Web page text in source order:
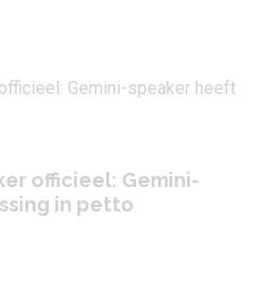
officieel: Gemini-
in petto